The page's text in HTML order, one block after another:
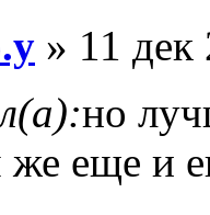
» 11 дек
но
же еще и